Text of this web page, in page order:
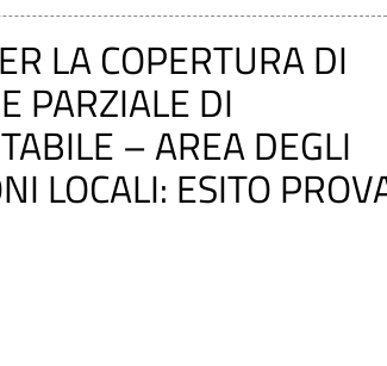
LA COPERTURA DI
PARZIALE DI
– AREA DEGLI
LOCALI: ESITO